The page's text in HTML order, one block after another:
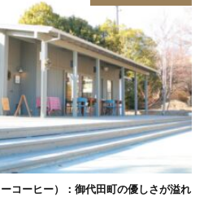
コーヒー）：御代田町の優しさが溢れ